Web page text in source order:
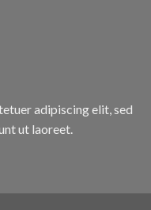
adipiscing elit, sed
ut laoreet.